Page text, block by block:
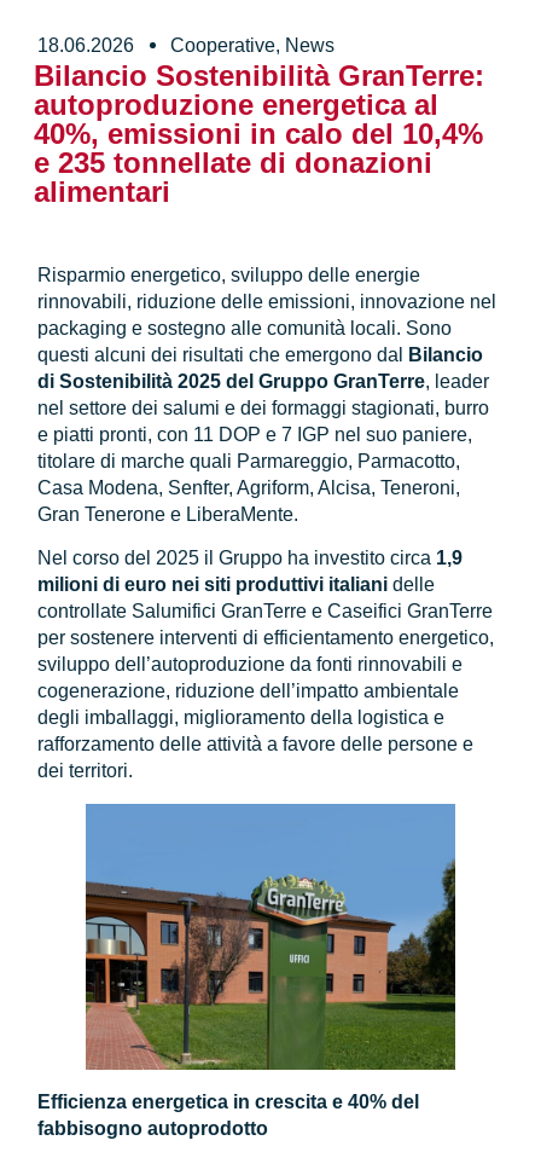
18.06.2026 Cooperative, News
Bilancio Sostenibilità GranTerre:
autoproduzione energetica al
40%, emissioni in calo del 10,4%
e 235 tonnellate di donazioni
alimentari
Risparmio energetico, sviluppo delle energie
rinnovabili, riduzione delle emissioni, innovazione nel
packaging e sostegno alle comunità locali. Sono
questi alcuni dei risultati che emergono dal
Bilancio
di Sostenibilità 2025 del Gruppo GranTerre, leader
nel settore dei salumi e dei formaggi stagionati, burro
e piatti pronti, con 11 DOP e 7 IGP nel suo paniere,
titolare di marche quali Parmareggio, Parmacotto,
Casa Modena, Senfter, Agriform, Alcisa, Teneroni,
Gran Tenerone e LiberaMente.
Nel corso del 2025 il Gruppo ha investito circa 1,9
milioni di euro nei siti produttivi italianidelle
controllate Salumifici GranTerre e Caseifici GranTerre
per sostenere interventi di efficientamento energetico,
sviluppo dell’autoproduzione da fonti rinnovabili e
cogenerazione, riduzione dell’impatto ambientale
degli imballaggi, miglioramento della logistica e
rafforzamento delle attività a favore delle persone e
dei territori.
Efficienza energetica in crescita e 40% del
fabbisogno autoprodotto